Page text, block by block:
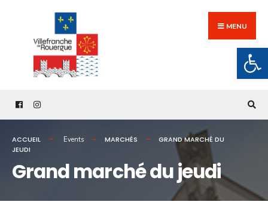
content
MENU
ACCUEIL Events MARCHÉS
GRAND MARCHÉ DU
JEUDI
Grand marché du jeudi